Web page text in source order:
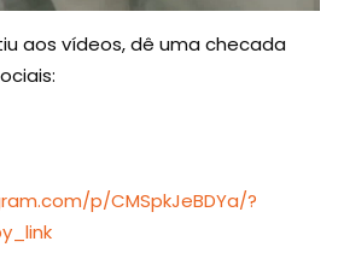
aos vídeos, dê uma checada
p/CMSpkJeBDYa/?